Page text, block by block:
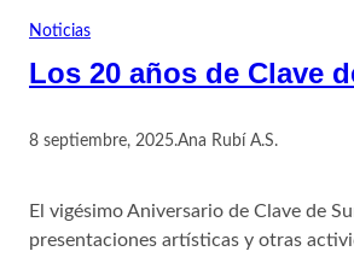
Noticias
Los 20 años de Clave
8 septiembre, 2025.Ana Rubí A.S.
El vigésimo Aniversario de Clave de
presentaciones artísticas y otras